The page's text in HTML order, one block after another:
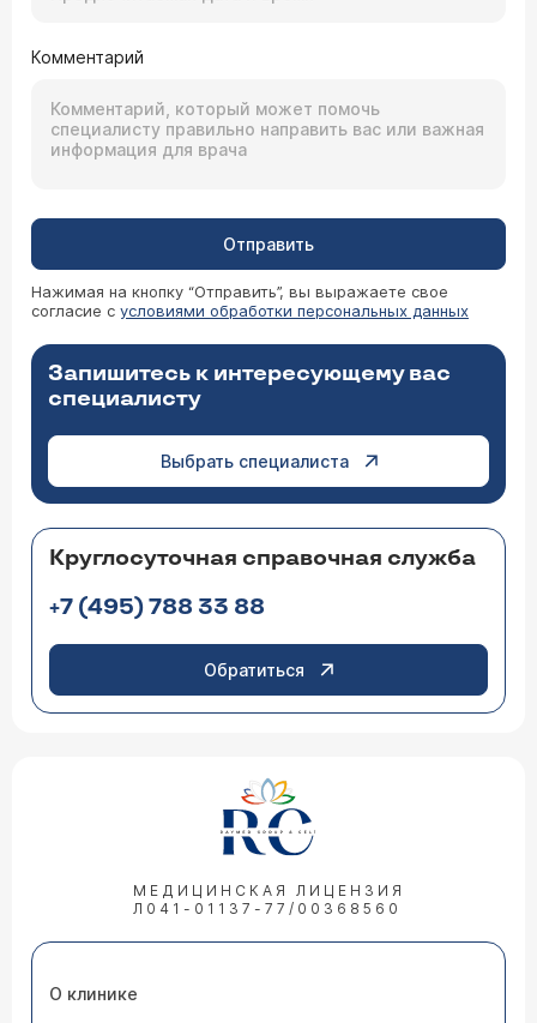
Комментарий
Отправить
Нажимая на кнопку “Отправить”, вы выражаете свое
согласие с условиями обработки персональных данных
Запишитесь к интересующему вас
специалисту
Выбрать специалиста
Круглосуточная справочная служба
+7 (495) 788 33 88
Обратиться
МЕДИЦИНСКАЯ ЛИЦЕНЗИЯ
Л041-01137-77/00368560
О клинике